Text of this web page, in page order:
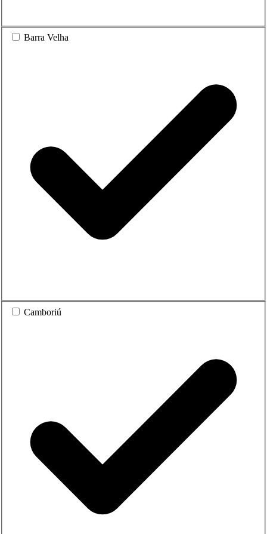
Barra Velha
Camboriú